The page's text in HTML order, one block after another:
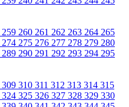
259 260 261 262 263 264 265
274 275 276 277 278 279 280
289 290 291 292 293 294 295
309 310 311 312 313 314 315
324 325 326 327 328 329 330